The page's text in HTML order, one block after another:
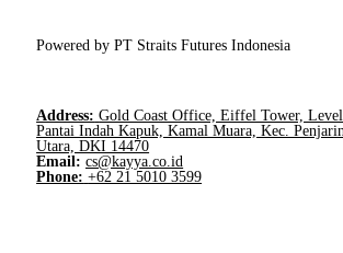
Powered by PT Straits Futures Indonesia
Address: Gold Coast Office, Eiffel Tower,
Pantai Indah Kapuk, Kamal Muara, Kec.
Utara, DKI 14470
Email: cs@kayya.co.id
Phone: +62 21 5010 3599